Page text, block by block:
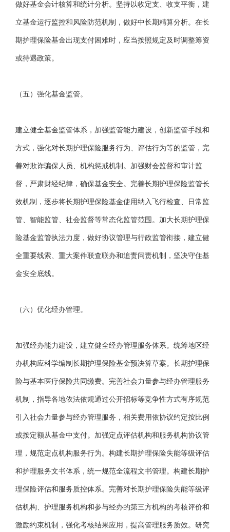
做好基金会计核算和统计分析。坚持以收定支、收支平衡，建
立基金运行监控和风险防范机制，做好中长期精算分析。在长
期护理保险基金出现支付困难时，应当按照规定及时调整筹资
或待遇政策。
（五）强化基金监管。
建立健全基金监管体系，加强监管能力建设，创新监管手段和
方式，强化对长期护理保险服务行为、评估行为等的监管，完
善对欺诈骗保人员、机构惩戒机制。加强财会监督和审计监
督，严肃财经纪律，确保基金安全。完善长期护理保险监管长
效机制，逐步将长期护理保险基金使用纳入飞行检查、日常监
管、智能监管、社会监督等常态化监管范围。加大长期护理保
险基金监管执法力度，做好协议管理与行政监管衔接，建立健
全重要线索、重大案件联查联办和追责问责机制，坚决守住基
金安全底线。
（六）优化经办管理。
加强经办能力建设，建立健全经办管理服务体系。统筹地区经
办机构应科学编制长期护理保险基金预决算草案。长期护理保
险与基本医疗保险共同缴费。完善社会力量参与经办管理服务
机制，指导各地依法依规通过公开招标等竞争性方式有序规范
引入社会力量参与经办管理服务，相关费用依协议约定按比例
或按定额从基金中支付。加强定点评估机构和服务机构协议管
理，规范定点机构服务行为。构建长期护理保险失能等级评估
和护理服务文书体系，统一规范全流程文书管理。构建长期护
理保险评估和服务质控体系。完善对长期护理保险失能等级评
估机构、护理服务机构和参与经办的第三方机构的考核评价和
激励约束机制，强化考核结果应用，提高管理服务质效。研究